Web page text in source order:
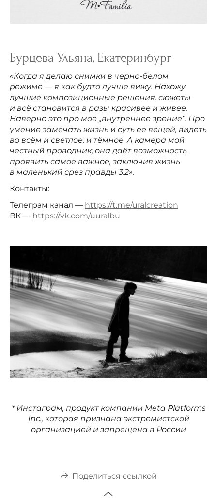
Бурцева Ульяна, Екатеринбург
«Когда я делаю снимки в черно-белом
режиме — я как будто лучше вижу. Нахожу
лучшие композиционные решения, сюжеты
и всё становится в разы красивее и живее.
Наверно это про моё „внутреннее зрение“. Про
умение замечать жизнь и суть ее вещей, видеть
во всём и светлое, и тёмное. А камера мой
честный проводник; она даёт возможность
проявить самое важное, заключив жизнь
в маленький срез правды 3:2».
Контакты:
Телеграм канал — https://t.me/uralcreation
ВК — https://vk.com/uuralbu
* Инстаграм, продукт компании Meta Platforms
Inc., которая признана экстремистской
организацией и запрещена в России
Поделиться ссылкой